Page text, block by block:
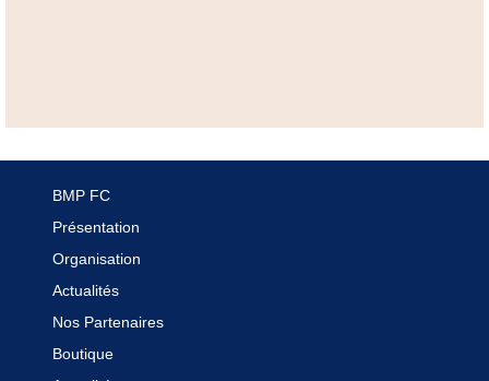
BMP FC
Présentation
Organisation
Actualités
Nos Partenaires
Boutique